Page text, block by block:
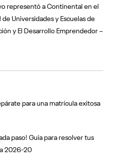
representó a Continental en el
Universidades y Escuelas de
y El Desarrollo Emprendedor –
para una matrícula exitosa
paso! Guía para resolver tus
2026-20